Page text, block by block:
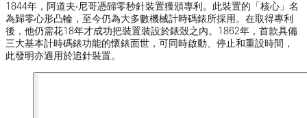
1844年，阿道夫‧尼哥憑歸零秒針裝置獲頒專利。此裝置的「核心」名
為歸零心形凸輪，至今仍為大多數機械計時碼錶所採用。在取得專利
後，他仍需花18年才成功把裝置裝設於錶殼之內。1862年，首款具備
三大基本計時碼錶功能的懷錶面世，可同時啟動、停止和重設時間，
此發明亦適用於追針裝置。